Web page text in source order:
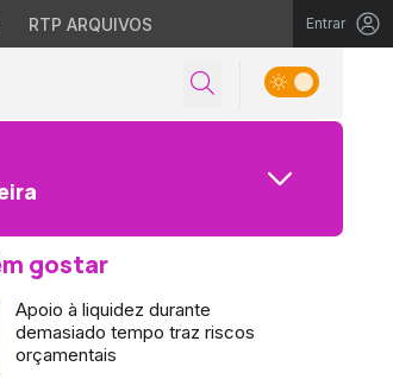
RTP ARQUIVOS Entrar
gostar
Apoio à liquidez durante
demasiado tempo traz riscos
orçamentais